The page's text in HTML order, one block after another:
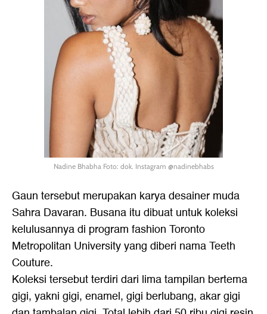
Nadine Bhabha Foto: dok. Instagram @nadinebhabs
Gaun tersebut merupakan karya desainer muda
Sahra Davaran. Busana itu dibuat untuk koleksi
kelulusannya di program fashion Toronto
Metropolitan University yang diberi nama Teeth
Couture.
Koleksi tersebut terdiri dari lima tampilan bertema
gigi, yakni gigi, enamel, gigi berlubang, akar gigi